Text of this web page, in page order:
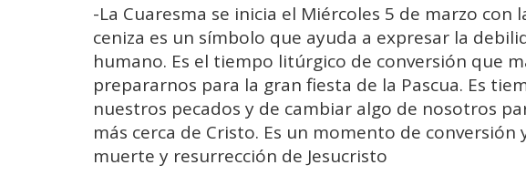
-La Cuaresma se inicia el Miércoles 5 de marzo con
ceniza es un símbolo que ayuda a expresar la
humano. Es el tiempo litúrgico de conversión que
prepararnos para la gran fiesta de la Pascua. Es
nuestros pecados y de cambiar algo de nosotros
más cerca de Cristo. Es un momento de conversión
muerte y resurrección de Jesucristo